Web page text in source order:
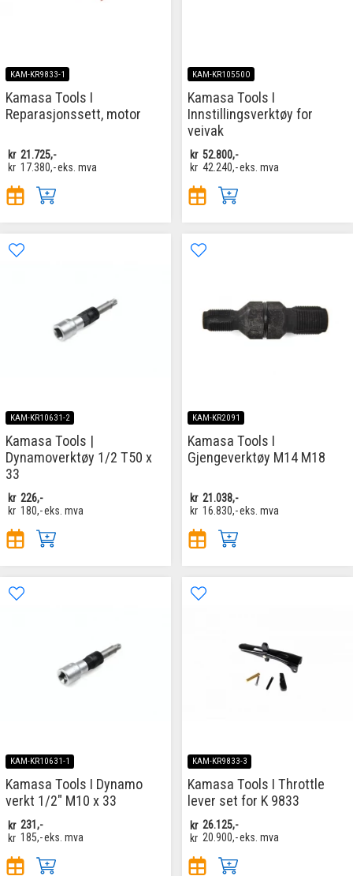
KAM-KR9833-1
Kamasa Tools I
Reparasjonssett, motor
kr 21.725,-
kr 17.380,-eks. mva
KAM-KR10550O
Kamasa Tools I
Innstillingsverktøy for
veivak
kr 52.800,-
kr 42.240,-eks. mva
KAM-KR10631-2
Kamasa Tools |
Dynamoverktøy 1/2 T50 x
33
kr 226,-
kr 180,-eks. mva
KAM-KR2091
Kamasa Tools I
Gjengeverktøy M14 M18
kr 21.038,-
kr 16.830,-eks. mva
KAM-KR10631-1
Kamasa Tools I Dynamo
verkt 1/2" M10 x 33
kr 231,-
kr 185,-eks. mva
KAM-KR9833-3
Kamasa Tools I Throttle
lever set for K 9833
kr 26.125,-
kr 20.900,-eks. mva